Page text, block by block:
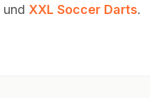
und XXL Soccer Darts.